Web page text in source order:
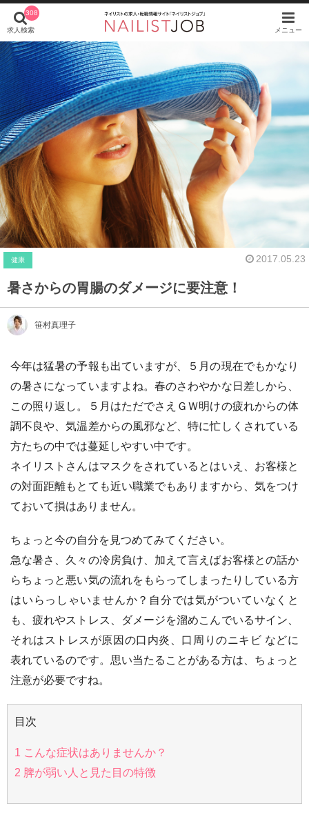
308
求人検索 メニュー
健康 2017.05.23
暑さからの胃腸のダメージに要注意！
笹村真理子
今年は猛暑の予報も出ていますが、５月の現在でもかなり
の暑さになっていますよね。春のさわやかな日差しから、
この照り返し。５月はただでさえＧＷ明けの疲れからの体
調不良や、気温差からの風邪など、特に忙しくされている
方たちの中では蔓延しやすい中です。
ネイリストさんはマスクをされているとはいえ、お客様と
の対面距離もとても近い職業でもありますから、気をつけ
ておいて損はありません。
ちょっと今の自分を見つめてみてください。
急な暑さ、久々の冷房負け、加えて言えばお客様との話か
らちょっと悪い気の流れをもらってしまったりしている方
はいらっしゃいませんか？自分では気がついていなくと
も、疲れやストレス、ダメージを溜めこんでいるサイン、
それはストレスが原因の口内炎、口周りのニキビ などに
表れているのです。思い当たることがある方は、ちょっと
注意が必要ですね。
目次
1 こんな症状はありませんか？
2 脾が弱い人と見た目の特徴